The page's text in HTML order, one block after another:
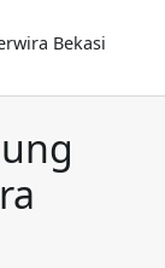
Bekasi